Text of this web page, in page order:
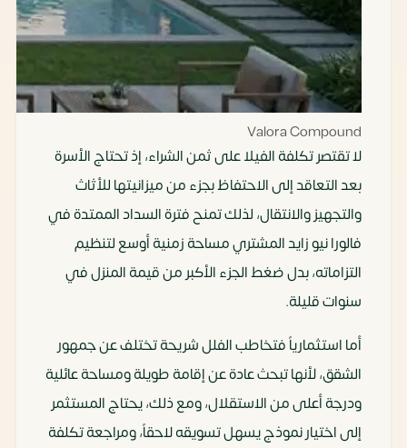
Valora Compound
لا تقتصر تكلفة الفيلا على ثمن الشراء، إذ تحتاج الأسرة
بعد التعاقد إلى الاحتفاظ بجزء من ميزانيتها للأثاث
والتجهيز والانتقال، لذلك تمنح فترة السداد الممتدة في
فالورا نيو زايد المشتري مساحة زمنية أوسع لتنظيم
التزاماته، بدل ضغط الجزء الأكبر من قيمة المنزل في
سنوات قليلة.
أما استثمارياً فتخاطب الفلل شريحة تختلف عن جمهور
الشقق، لأنها تبحث عادة عن إقامة طويلة ومساحة عائلية
ودرجة أعلى من الاستقلال، ومع ذلك، يحتاج المستثمر
إلى اختيار نموذج يسهل تسويقه لاحقاً، ومراجعة تكلفة